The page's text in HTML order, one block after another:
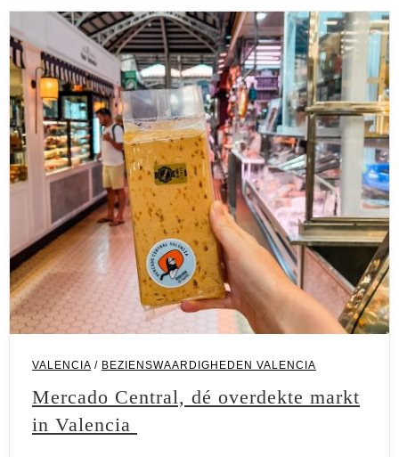
VALENCIA / BEZIENSWAARDIGHEDEN VALENCIA
Mercado Central, dé overdekte markt
in Valencia